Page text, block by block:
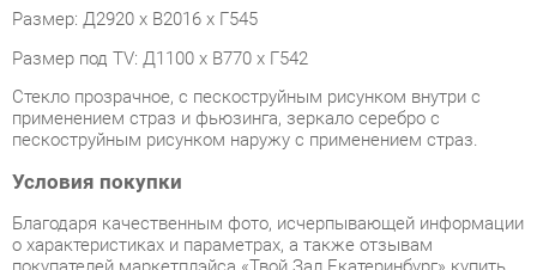
Стекло прозрачное, с пескоструйным рисунком внутри с
применением страз и фьюзинга, зеркало серебро с
пескоструйным рисунком наружу с применением страз.
Условия покупки
Благодаря качественным фото, исчерпывающей информации
о характеристиках и параметрах, а также отзывам
покупателей маркетплэйса «Твой Зал Екатеринбург» купить
товар «Гостиная Стиль Атлантида-2 Венге-дуб Белфорд»
категории Готовые комплекты производства Стиль с
доставкой из Екатеринбурга по цене со скидкой и гарантией
от производителя не составит труда.